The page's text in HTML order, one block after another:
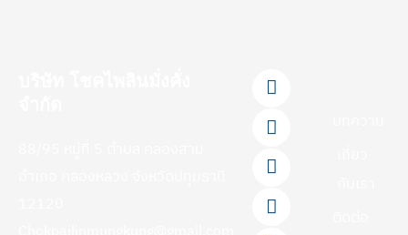
F
a
c
e
b
o
k
L
i
n
e
Y
o
u
t
u
b
T
i
k
t
o
k
I
n
s
t
a
g
a